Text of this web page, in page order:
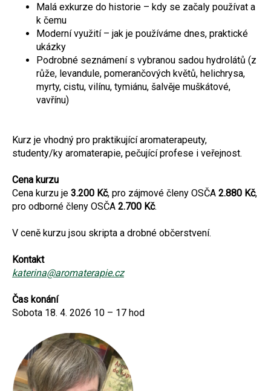
Malá exkurze do historie – kdy se začaly používat a
k čemu
Moderní využití – jak je používáme dnes, praktické
ukázky
Podrobné seznámení s vybranou sadou hydrolátů (z
růže, levandule, pomerančových květů, helichrysa,
myrty, cistu, vilínu, tymiánu, šalvěje muškátové,
vavřínu)
Kurz je vhodný pro praktikující aromaterapeuty,
studenty/ky aromaterapie, pečující profese i veřejnost.
Cena kurzu
Cena kurzu je 3.200 Kč, pro zájmové členy OSČA 2.880 Kč,
pro odborné členy OSČA 2.700 Kč.
V ceně kurzu jsou skripta a drobné občerstvení.
Kontakt
katerina@aromaterapie.cz
Čas konání
Sobota 18. 4. 2026 10 – 17 hod